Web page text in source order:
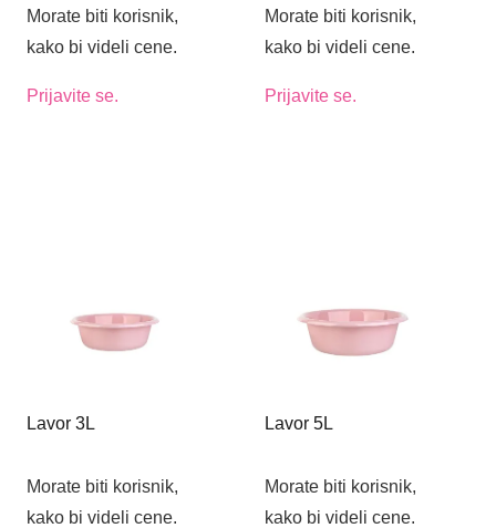
Morate biti korisnik,
kako bi videli cene.
Prijavite se.
Morate biti korisnik,
kako bi videli cene.
Prijavite se.
Lavor 3L
Morate biti korisnik,
kako bi videli cene.
Lavor 5L
Morate biti korisnik,
kako bi videli cene.